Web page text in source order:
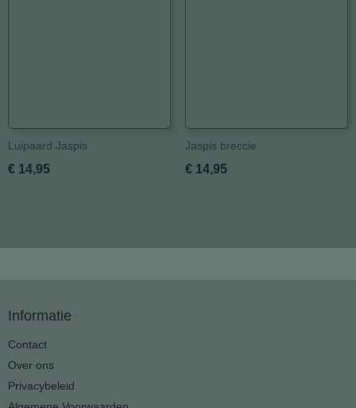
Luipaard Jaspis
€ 14,95
Jaspis breccie
€ 14,95
Informatie
Contact
Over ons
Privacybeleid